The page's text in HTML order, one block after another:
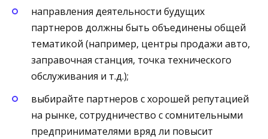
направления деятельности будущих
партнеров должны быть объединены общей
тематикой (например, центры продажи авто,
заправочная станция, точка технического
обслуживания и т.д.);
выбирайте партнеров с хорошей репутацией
на рынке, сотрудничество с сомнительными
предпринимателями вряд ли повысит